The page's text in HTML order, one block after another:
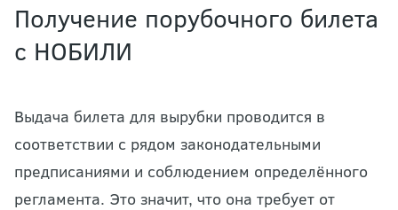
Получение порубочного билета
с НОБИЛИ
Выдача билета для вырубки проводится в
соответствии с рядом законодательными
предписаниями и соблюдением определённого
регламента. Это значит, что она требует от